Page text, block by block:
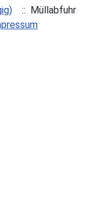
:: Müllabfuhr